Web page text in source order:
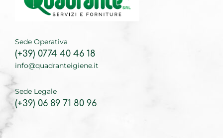
Sede Operativa
(+39) 0774 40 46 18
info@quadranteigiene.it
Sede Legale
(+39) 06 89 71 80 96